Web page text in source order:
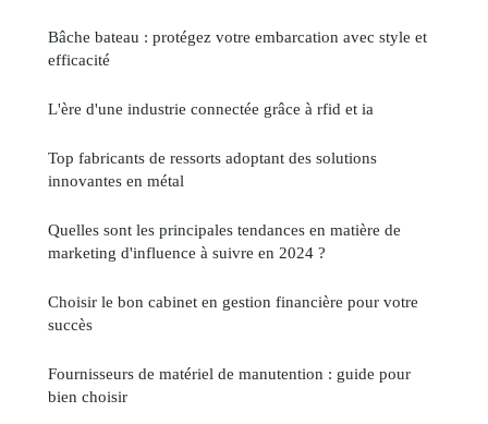
Bâche bateau : protégez votre embarcation avec style et
efficacité
L'ère d'une industrie connectée grâce à rfid et ia
Top fabricants de ressorts adoptant des solutions
innovantes en métal
Quelles sont les principales tendances en matière de
marketing d'influence à suivre en 2024 ?
Choisir le bon cabinet en gestion financière pour votre
succès
Fournisseurs de matériel de manutention : guide pour
bien choisir